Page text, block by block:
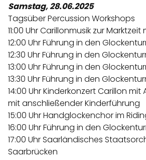
Samstag, 28.06.2025
Tagsüber Percussion Workshops
11:00 Uhr Carillonmusik zur
12:00 Uhr Führung in den
12:30 Uhr Führung in den
13:00 Uhr Führung in den
13:30 Uhr Führung in den
14:00 Uhr Kinderkonzert Carillon mit
mit anschließender Kinderführung
15:00 Uhr Handglockenchor im
16:00 Uhr Führung in den
17:00 Uhr Saarländisches
Saarbrücken